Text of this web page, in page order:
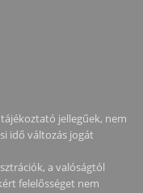
jellegűek, nem
idő változás jogát
a valóságtól
felelősséget nem